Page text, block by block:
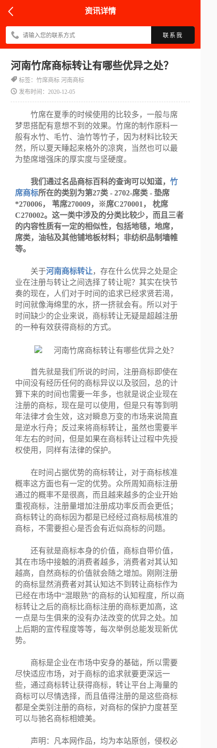
资讯详情
联系我
河南竹席商标转让有哪些优异之处？
标签：竹席商标 河南商标
发布时间：2020-12-05
竹席在夏季的时候使用的比较多，一般与席
梦思搭配有意想不到的效果。竹席的制作原料一
般有水竹、毛竹、油竹等竹子，因为材料比较天
然，所以夏天睡起来格外的凉爽，当然也可以最
为垫席增强床的厚实度与坚硬度。
我们通过名品商标百科的查询可以知道，竹
席商标所在的类别为第27类 - 2702-席类 - 垫席
*270006， 苇席270009，※席C270001， 枕席
C270002。这一类中涉及的分类比较少，而且三者
的内容性质有一定的相似性，包括地毯，地席，
席类，油毡及其他铺地板材料；非纺织品制墙帷
等。
关于河南商标转让 ，存在什么优异之处是企
业在注册与转让之间选择了转让呢？其实在快节
奏的现在，人们对于时间的追求已经求贤若渴，
时间就像海绵里的水，挤一挤就会有。所以对于
时间缺少的企业来说，商标转让无疑是超越注册
的一种有效获得商标的方式。
首先就是我们所说的时间，注册商标即使在
中间没有经历任何的商标异议以及驳回，总的计
算下来的时间也需要一年多，也就是说企业现在
注册的商标，现在是可以使用，但是只有等到明
年法律才会生效，这对瞬息万变的市场来说简直
是逆水行舟；反过来将商标转让，虽然也需要半
年左右的时间，但是如果在商标转让过程中先授
权使用，同样有法律的保护。
在时间占据优势的商标转让，对于商标核准
概率这方面也有一定的优势。众所周知商标注册
通过的概率不是很高，而且越来越多的企业开始
重视商标，注册量增加注册成功率反而会更低；
商标转让的商标因为都是已经经过商标局核准的
商标，不需要担心是否会有近似商标的问题。
还有就是商标本身的价值，商标自带价值，
其在市场中接触的消费者越多，消费者对其认知
越高，自然商标的价值就会随之增加。刚刚注册
的商标显然消费者对其认知达不到转让商标作为
已经在市场中“混眼熟”的商标的认知程度，所以商
标转让之后的商标比商标注册的商标更加高，这
一点是与生俱来的没有办法改变的优异之处。加
上后期的宣传程度等等，每次举例总能发现新优
势。
商标是企业在市场中安身的基础，所以需要
尽快适应市场，对于商标的追求就要更深远一
些，通过商标转让获得商标，转让平台上海量的
商标可以尽情选择，而且值得注册的是这些商标
都是全类别注册的商标，对商标的保护力度甚至
可以与驰名商标相媲美。
声明：凡本网作品，均为本站原创，侵权必